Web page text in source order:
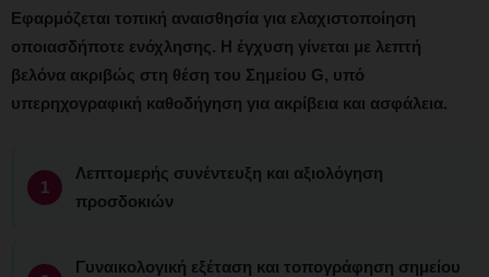
Εφαρμόζεται τοπική αναισθησία για ελαχιστοποίηση
οποιασδήποτε ενόχλησης. Η έγχυση γίνεται με λεπτή
βελόνα ακριβώς στη θέση του Σημείου G, υπό
υπερηχογραφική καθοδήγηση για ακρίβεια και ασφάλεια.
Λεπτομερής συνέντευξη και αξιολόγηση
προσδοκιών
Γυναικολογική εξέταση και τοπογράφηση σημείου